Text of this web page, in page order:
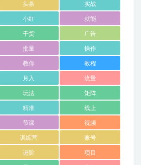
头条 实战
小红 就能
干货 广告
批量 操作
教你 教程
月入 流量
玩法 矩阵
精准 线上
节课 视频
训练营 账号
进阶 项目